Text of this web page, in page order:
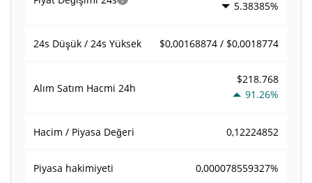
5.38385%
24s Düşük / 24s Yüksek $0,00168874 / $0,0018774
Alım Satım Hacmi 24h
$218.768
91.26%
Hacim / Piyasa Değeri 0,12224852
Piyasa hakimiyeti 0,000078559327%